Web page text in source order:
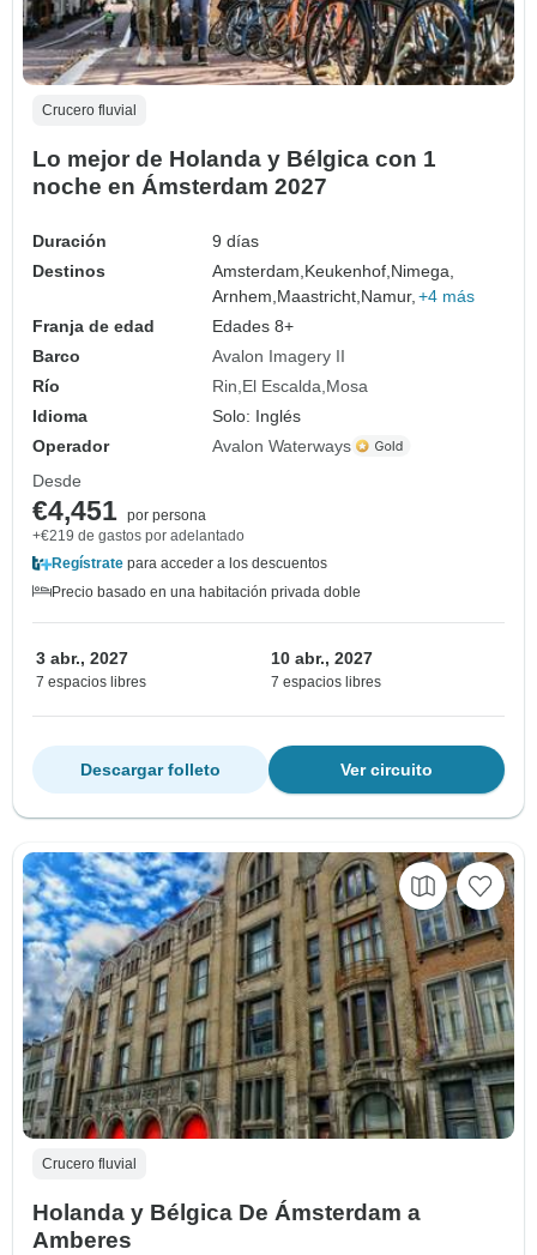
Crucero fluvial
Lo mejor de Holanda y Bélgica con 1
noche en Ámsterdam 2027
Duración
9 días
Destinos
Amsterdam, Keukenhof, Nimega,
Arnhem, Maastricht, Namur, +4 más
Franja de edad
Edades 8+
Barco
Avalon Imagery II
Río
Rin El Escalda Mosa
Idioma
Solo: Inglés
Operador
Avalon Waterways
Desde
€4,451 por persona
+€219 de gastos por adelantado
Regístrate para acceder a los descuentos
Precio basado en una habitación privada doble
3 abr., 2027
7 espacios libres
10 abr., 2027
7 espacios libres
Ver circuito
Descargar folleto
Crucero fluvial
Holanda y Bélgica De Ámsterdam a
Amberes